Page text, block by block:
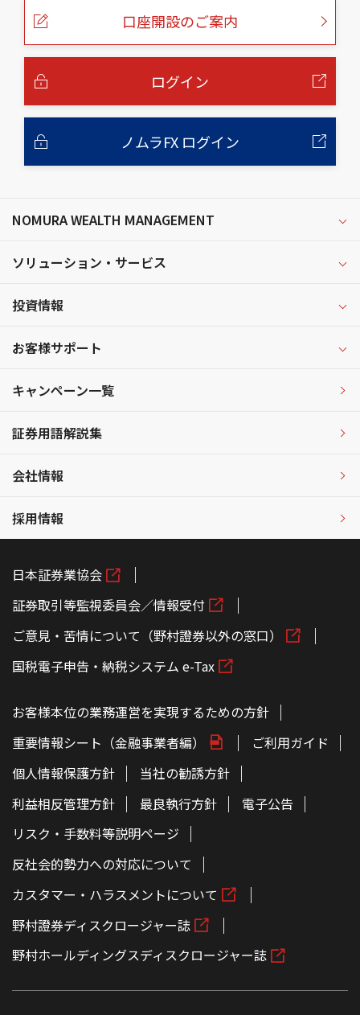
口座開設のご案内
ログイン
ノムラFX ログイン
NOMURA WEALTH MANAGEMENT
ソリューション・サービス
投資情報
お客様サポート
キャンペーン一覧
証券用語解説集
会社情報
採用情報
日本証券業協会
証券取引等監視委員会／情報受付
ご意見・苦情について（野村證券以外の窓口）
国税電子申告・納税システム e-Tax
お客様本位の業務運営を実現するための方針
重要情報シート（金融事業者編）
ご利用ガイド
個人情報保護方針
当社の勧誘方針
利益相反管理方針
最良執行方針
電子公告
リスク・手数料等説明ページ
反社会的勢力への対応について
カスタマー・ハラスメントについて
野村證券ディスクロージャー誌
野村ホールディングスディスクロージャー誌